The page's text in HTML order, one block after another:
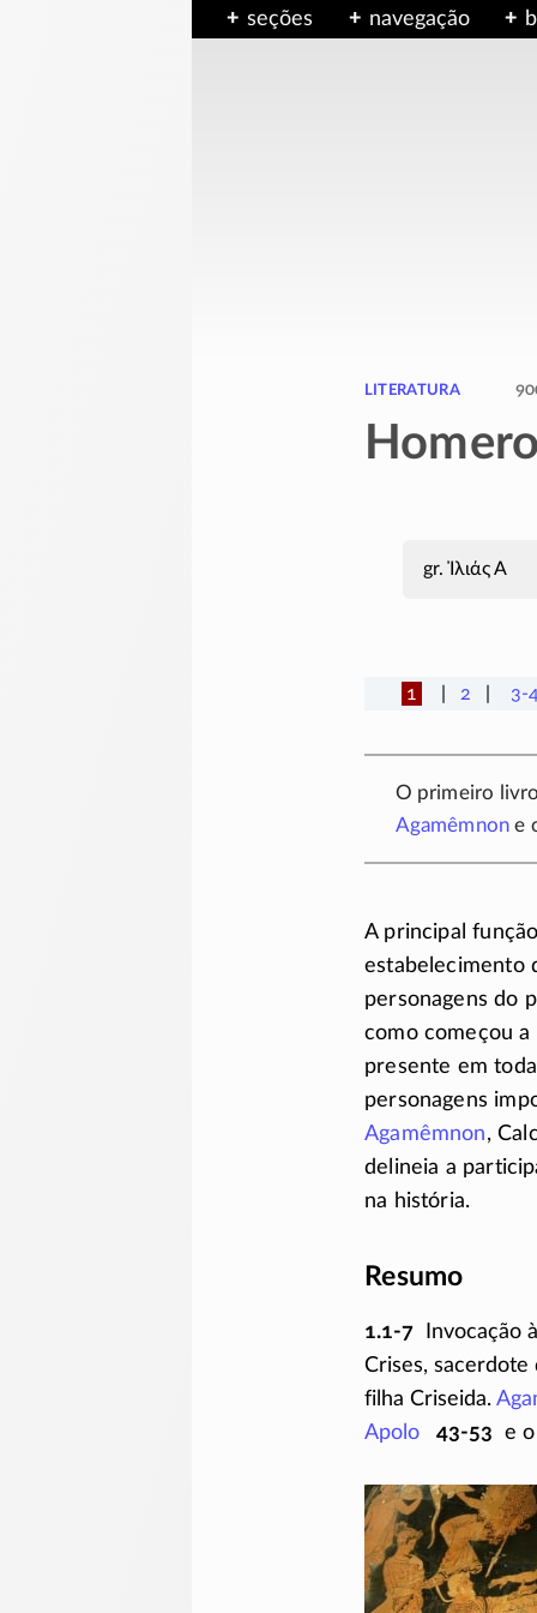
seções navegação
literatura
Ἰλιάς Α
1 2 3-
O primeiro
Agamêmnon e
A principal
estabelecimento
personagens do
como começou
presente em
personagens
Agamêmnon,
delineia a
na história.
Resumo
1.1-7
Invocação
Crises,
filha Criseida.
Apolo
43-53 e